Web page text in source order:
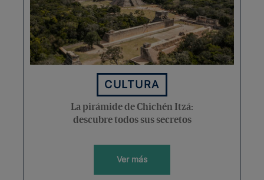
CULTURA
La pirámide de Chichén Itzá:
descubre todos sus secretos
Ver más